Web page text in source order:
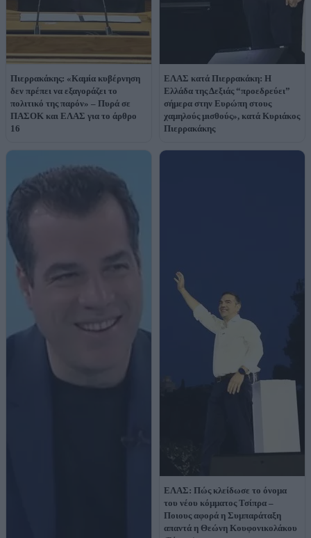
Πιερρακάκης: «Καμία κυβέρνηση
δεν πρέπει να εξαγοράζει το
πολιτικό της παρόν» – Πυρά σε
ΠΑΣΟΚ και ΕΛΑΣ για το άρθρο
16
ΕΛΑΣ κατά Πιερρακάκη: Η
Ελλάδα της Δεξιάς “προεδρεύει”
σήμερα στην Ευρώπη στους
χαμηλούς μισθούς», κατά Κυριάκος
Πιερρακάκης
ΕΛΑΣ: Πώς κλείδωσε το όνομα
του νέου κόμματος Τσίπρα –
Ποιους αφορά η Συμπαράταξη
απαντά η Θεώνη Κουφονικολάκου